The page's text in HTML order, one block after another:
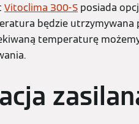
Vitoclima 300-S posiada
będzie utrzymywana
temperaturę